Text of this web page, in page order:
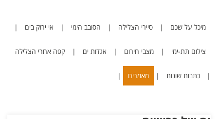
מיכל על שכם | סיירי הצלילה | הסובב הימי | אי ירוק בים |
צילום תת-ימי | מצבי חירום | אגדות ים | קפה אחרי הצלילה
| כתבות שונות | מאמרים |